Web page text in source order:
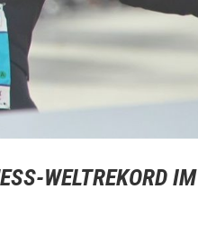
WELTREKORD IM